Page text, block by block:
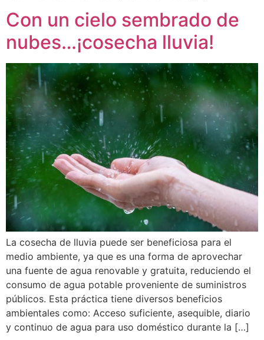
Con un cielo sembrado de
nubes…¡cosecha lluvia!
La cosecha de lluvia puede ser beneficiosa para el
medio ambiente, ya que es una forma de aprovechar
una fuente de agua renovable y gratuita, reduciendo el
consumo de agua potable proveniente de suministros
públicos. Esta práctica tiene diversos beneficios
ambientales como: Acceso suficiente, asequible, diario
y continuo de agua para uso doméstico durante la […]